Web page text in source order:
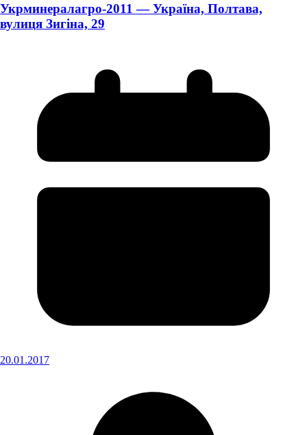
Укрминералагро-2011 — Україна, Полтава,
вулиця Зигіна, 29
20.01.2017